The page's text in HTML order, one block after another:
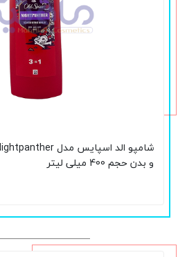
و بدن حجم 400 میلی لیتر